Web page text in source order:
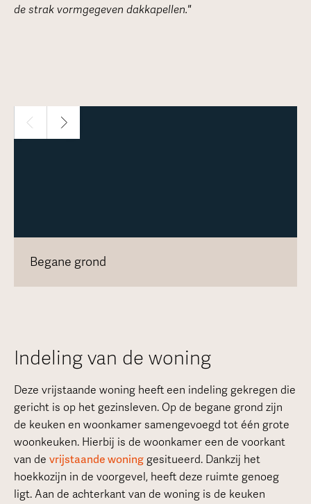
de strak vormgegeven dakkapellen."
Begane grond
Indeling van de woning
Deze vrijstaande woning heeft een indeling gekregen die
gericht is op het gezinsleven. Op de begane grond zijn
de keuken en woonkamer samengevoegd tot één grote
woonkeuken. Hierbij is de woonkamer een de voorkant
van de vrijstaande woninggesitueerd. Dankzij het
hoekkozijn in de voorgevel, heeft deze ruimte genoeg
ligt. Aan de achterkant van de woning is de keuken